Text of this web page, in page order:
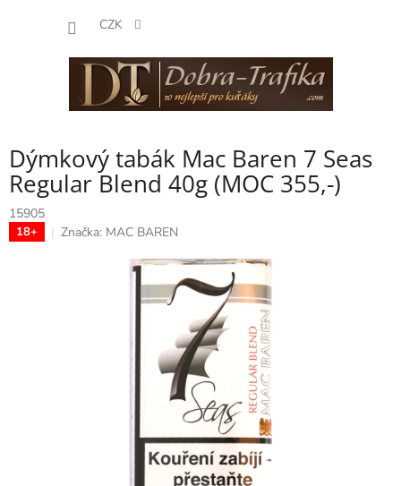
CZK
Dýmkový tabák Mac Baren 7 Seas
Regular Blend 40g (MOC 355,-)
15905
18+ Značka: MAC BAREN